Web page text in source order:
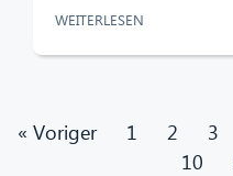
WEITERLESEN
« Voriger 1 2 3
10